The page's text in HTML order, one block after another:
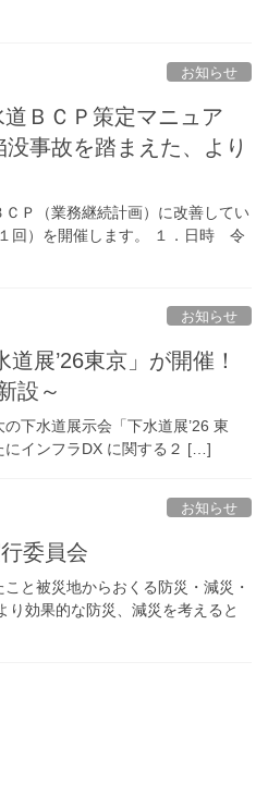
お知らせ
ＢＣＰ策定マニュア
事故を踏まえた、より
Ｐ（業務継続計画）に改善してい
回）を開催します。 １．日時 令
お知らせ
展’26東京」が開催！
設～
下水道展示会「下水道展’26 東
にインフラDX に関する２ […]
お知らせ
委員会
と被災地からおくる防災・減災・
効果的な防災、減災を考えると